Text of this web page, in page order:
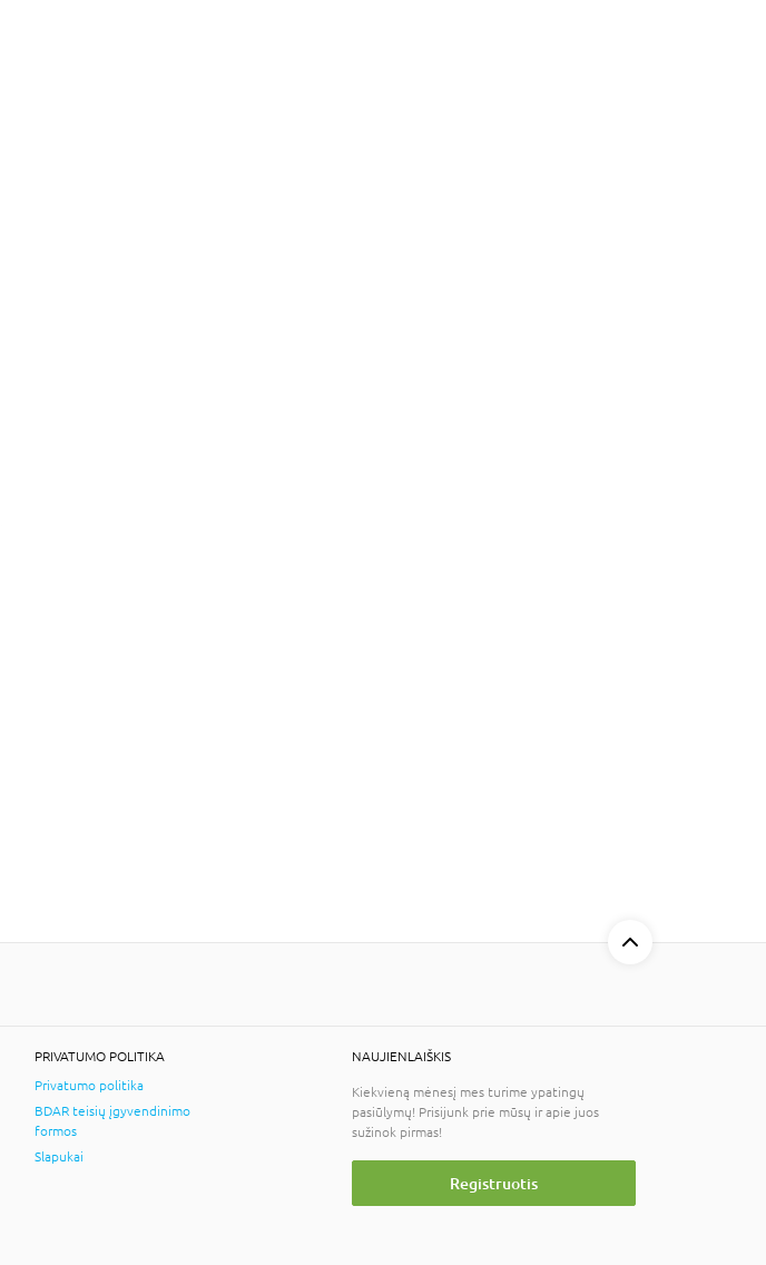
PRIVATUMO POLITIKA
Privatumo politika
BDAR teisių įgyvendinimo
formos
Slapukai
NAUJIENLAIŠKIS
Kiekvieną mėnesį mes turime ypatingų
pasiūlymų! Prisijunk prie mūsų ir apie juos
sužinok pirmas!
Registruotis